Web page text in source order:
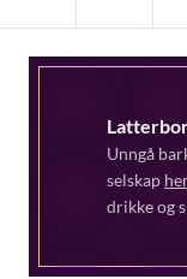
Unngå
selskap
drikke og